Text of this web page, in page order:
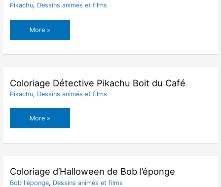
Pikachu, Dessins animés et films
Coloriage
Détective
More »
Coloriage Détective Pikachu Boit du Café
Pikachu, Dessins animés et films
Coloriage
Détective
Café
More »
Coloriage d’Halloween de Bob l’éponge
Bob l'éponge, Dessins animés et films